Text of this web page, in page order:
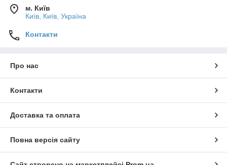
м. Київ
Київ, Київ, Україна
Контакти
Про нас
Контакти
Доставка та оплата
Повна версія сайту